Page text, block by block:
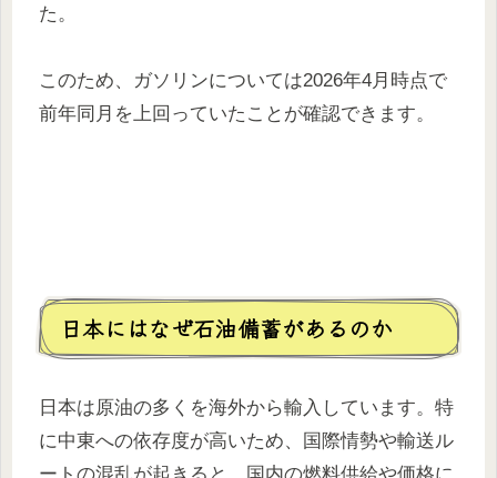
た。
このため、ガソリンについては2026年4月時点で
前年同月を上回っていたことが確認できます。
日本にはなぜ石油備蓄があるのか
日本は原油の多くを海外から輸入しています。特
に中東への依存度が高いため、国際情勢や輸送ル